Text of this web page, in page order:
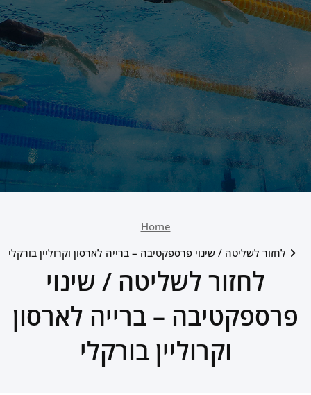
Home
לחזור לשליטה / שינוי פרספקטיבה – ברייה לארסון וקרוליין בורקלי
לחזור לשליטה / שינוי
פרספקטיבה – ברייה לארסון
וקרוליין בורקלי